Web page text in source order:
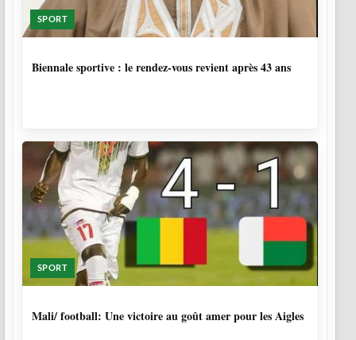
SPORT
Biennale sportive : le rendez-vous revient après 43 ans
SPORT
Mali/ football: Une victoire au goût amer pour les Aigles